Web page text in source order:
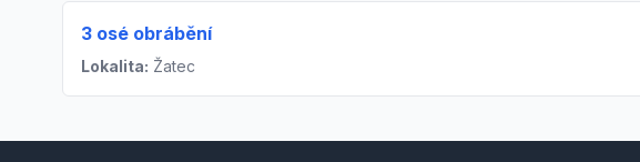
3 osé obrábění
Lokalita: Žatec